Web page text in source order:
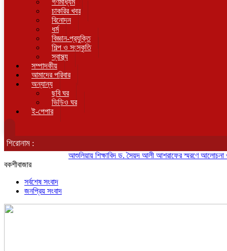
গণমাধ্যম
চাকরির খবর
বিনোদন
ধর্ম
বিজ্ঞান-প্রযুক্তি
শিল্প ও সংস্কৃতি
স্বাস্থ্য
সম্পাদকীয়
আমাদের পরিবার
অন্যান্য
ছবি ঘর
ভিডিও ঘর
ই-পেপার
শিরোনাম :
আশুলিয়ায় শিক্ষাবিদ ড. সৈয়দ আলী আশরাফের স্মরণে আলোচনা ও দোয়া
বকশীবাজার
সর্বশেষ সংবাদ
জনপ্রিয় সংবাদ